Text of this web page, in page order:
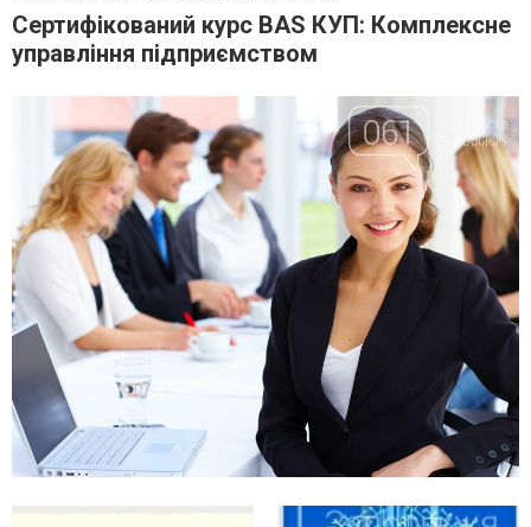
Сертифікований курс BAS КУП: Комплексне
управління підприємством